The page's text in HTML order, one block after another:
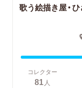
歌う絵描き屋・
コレクター
81 人